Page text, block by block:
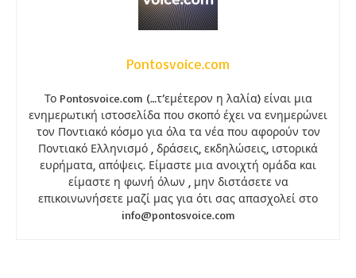
Pontosvoice.com
Το Pontosvoice.com (…τ’εμέτερον η λαλία) είναι μια
ενημερωτική ιστοσελίδα που σκοπό έχει να ενημερώνει
τον Ποντιακό κόσμο για όλα τα νέα που αφορούν τον
Ποντιακό Ελληνισμό , δράσεις, εκδηλώσεις, ιστορικά
ευρήματα, απόψεις. Είμαστε μια ανοιχτή ομάδα και
είμαστε η φωνή όλων , μην διστάσετε να
επικοινωνήσετε μαζί μας για ότι σας απασχολεί στο
info@pontosvoice.com